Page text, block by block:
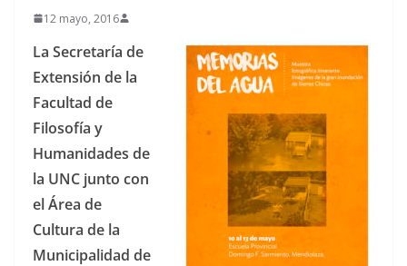
12 mayo, 2016
La Secretaría de
Extensión de la
Facultad de
Filosofía y
Humanidades de
la UNC junto con
el Área de
Cultura de la
Municipalidad de